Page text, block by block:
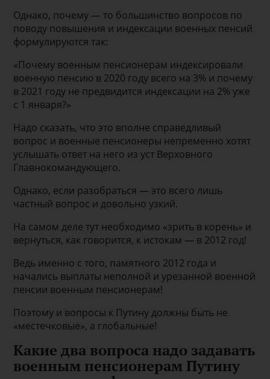
Однако, почему — то большинство вопросов по
поводу повышения и индексации военных пенсий
формулируются так:
«Почему военным пенсионерам индексировали
военную пенсию в 2020 году всего на 3% и почему
в 2021 году не предвидится индексации на 2% уже
с 1 января?»
Надо сказать, что это вполне справедливый
вопрос и военные пенсионеры непременно хотят
услышать ответ на него из уст Верховного
Главнокомандующего.
Однако, если разобраться — это всего лишь
частный вопрос и довольно узкий.
На самом деле тут необходимо «зрить в корень» и
вернуться, как говорится, к истокам — в 2012 год!
Ведь именно с того, памятного 2012 года и
начались выплаты неполной и урезанной военной
пенсии военным пенсионерам!
Поэтому и вопросы к Путину должны быть не
«местечковые», а глобальные!
Какие два вопроса надо задавать
военным пенсионерам Путину